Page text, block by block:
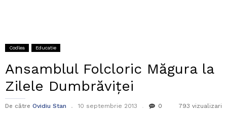
Codlea Educatie
Ansamblul Folcloric Măgura la
Zilele Dumbrăviței
De către Ovidiu Stan 10 septembrie 2013 0 793 vizualizari